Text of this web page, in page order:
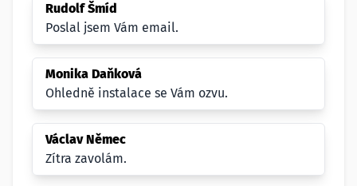
Rudolf Šmíd
Poslal jsem Vám email.
Monika Daňková
Ohledně instalace se Vám ozvu.
Václav Němec
Zítra zavolám.